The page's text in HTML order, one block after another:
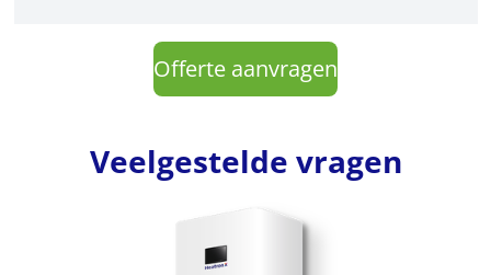
Offerte aanvragen
Veelgestelde vragen